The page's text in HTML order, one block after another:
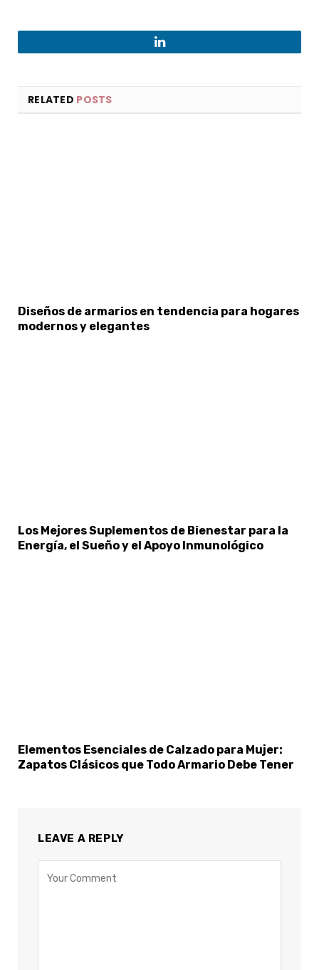
LinkedIn
RELATED POSTS
Diseños de armarios en tendencia para hogares
modernos y elegantes
Los Mejores Suplementos de Bienestar para la
Energía, el Sueño y el Apoyo Inmunológico
Elementos Esenciales de Calzado para Mujer:
Zapatos Clásicos que Todo Armario Debe Tener
LEAVE A REPLY